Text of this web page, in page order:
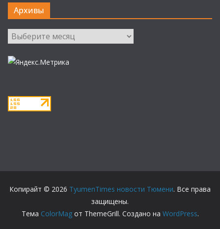
Архивы
Архивы
Копирайт © 2026 TyumenTimes новости Тюмени. Все права
защищены.
Тема ColorMagот ThemeGrill. Создано на WordPress.